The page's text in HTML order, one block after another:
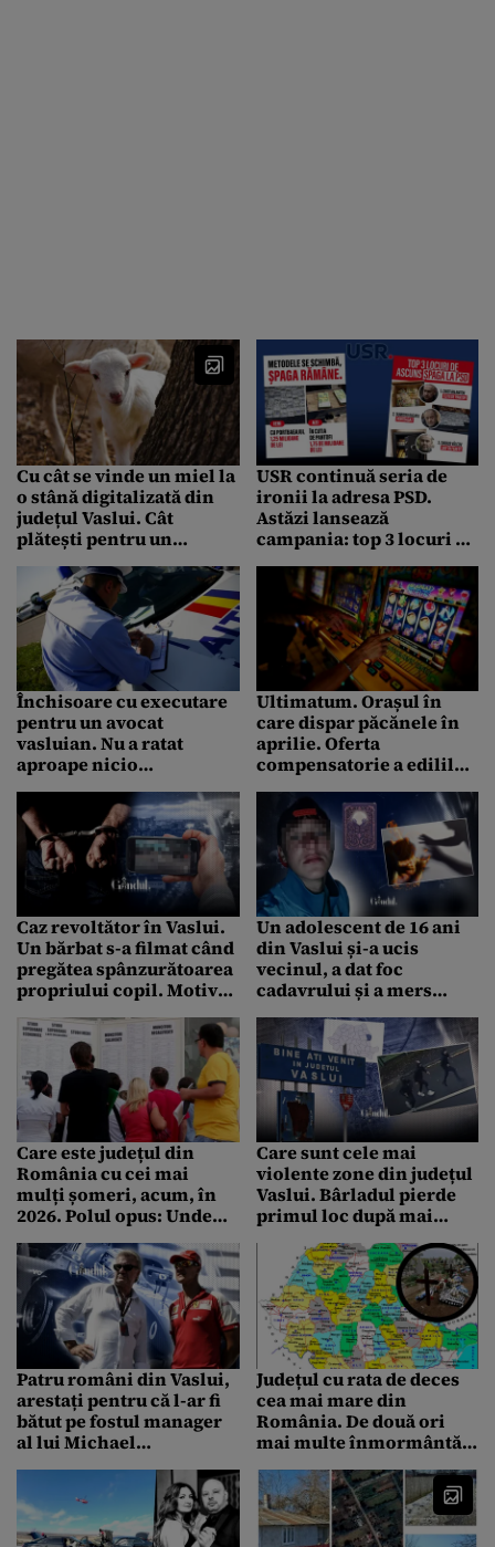
Cu cât se vinde un miel la
o stână digitalizată din
județul Vaslui. Cât
plătești pentru un
USR continuă seria de
ironii la adresa PSD.
Astăzi lansează
campania: top 3 locuri de
Închisoare cu executare
pentru un avocat
vasluian. Nu a ratat
aproape nicio
din Codul Rutier
Ultimatum. Orașul în
care dispar păcănele în
aprilie. Oferta
compensatorie a edililor
Caz revoltător în Vaslui.
Un bărbat s-a filmat când
pregătea spânzurătoarea
propriului copil. Motivul
recurs la acest gest
Un adolescent de 16 ani
din Vaslui și-a ucis
vecinul, a dat foc
cadavrului și a mers
ghicitoarea din sat. Ce
voia să afle
Care este județul din
România cu cei mai
mulți șomeri, acum, în
2026. Polul opus: Unde
angajați
Care sunt cele mai
violente zone din județul
Vaslui. Bârladul pierde
primul loc după mai
Patru români din Vaslui,
arestați pentru că l-ar fi
bătut pe fostul manager
al lui Michael
Județul cu rata de deces
cea mai mare din
România. De două ori
mai multe înmormântări